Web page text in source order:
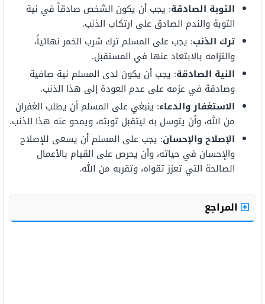
التوبة الصادقة: يجب أن يكون الشخص صادقاً في نية
التوبة والندم الصادق على ارتكاب الذنب.
ترك الذنب: يجب على المسلم ترك شرب الخمر نهائياً،
والتزامه بالابتعاد عنها في المستقبل.
النية الصادقة: يجب أن يكون لدى المسلم نية صافية
وصادقة في عزمه على عدم العودة إلى هذا الذنب.
الاستغفار والدعاء: ينبغي على المسلم أن يطلب الغفران
من الله، وأن يتوسل به ليتقبل توبته، ويمحو عنه هذا الذنب.
الإصلاح والإحسان: يجب على المسلم أن يسعى للإصلاح
والإحسان في حياته، وأن يحرص على القيام بالأعمال
الصالحة التي تعزز تقواه، وتقربه من الله.
المراجع